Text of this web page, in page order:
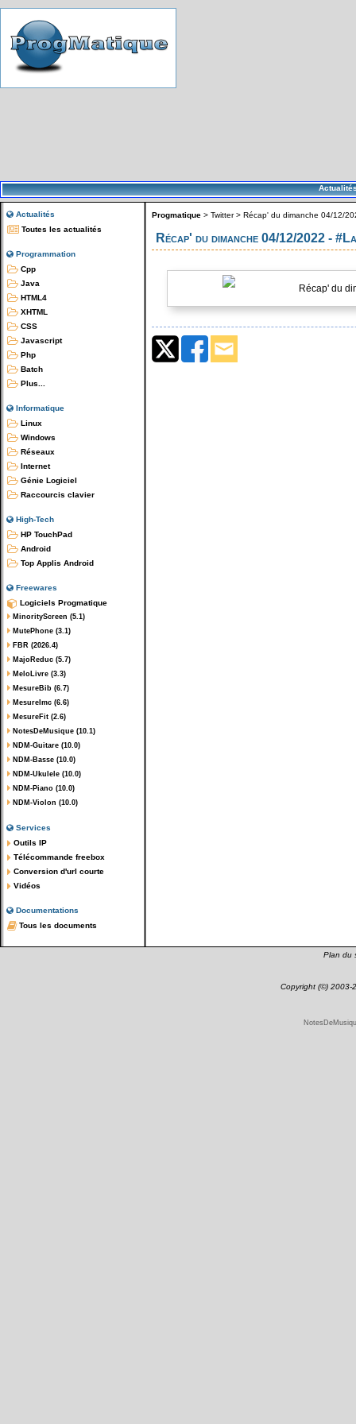
Actualités
Toutes les actualités
Programmation
Cpp
Java
HTML4
XHTML
CSS
Javascript
Php
Batch
Plus...
Informatique
Linux
Windows
Réseaux
Internet
Génie Logiciel
Raccourcis clavier
High-Tech
HP TouchPad
Android
Top Applis Android
Freewares
Logiciels Progmatique
MinorityScreen (5.1)
MutePhone (3.1)
FBR (2026.4)
MajoReduc (5.7)
MeloLivre (3.3)
MesureBib (6.7)
MesureImc (6.6)
MesureFit (2.6)
NotesDeMusique (10.1)
NDM-Guitare (10.0)
NDM-Basse (10.0)
NDM-Ukulele (10.0)
NDM-Piano (10.0)
NDM-Violon (10.0)
Services
Outils IP
Télécommande freebox
Conversion d'url courte
Vidéos
Documentations
Tous les documents
Progmatique > Twitter> Récap' du dimanche 04/12/
Récap' du dimanche 04/12/2022 -
Récap' du
Plan du
Copyright (©) 2003-